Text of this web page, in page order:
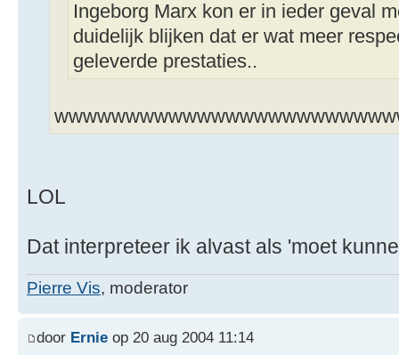
Ingeborg Marx kon er in ieder geval
duidelijk blijken dat er wat meer
geleverde prestaties..
LOL
Dat interpreteer ik alvast als 'moet
Pierre Vis, moderator
door Ernie op 20 aug 2004 11:14